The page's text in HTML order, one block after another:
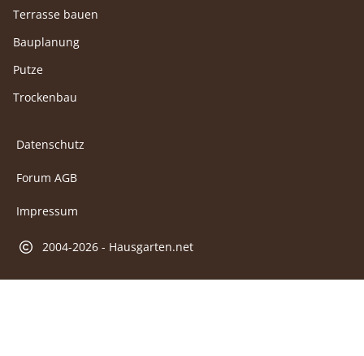
Terrasse bauen
Bauplanung
Putze
Trockenbau
Datenschutz
Forum AGB
Impressum
2004-2026 - Hausgarten.net